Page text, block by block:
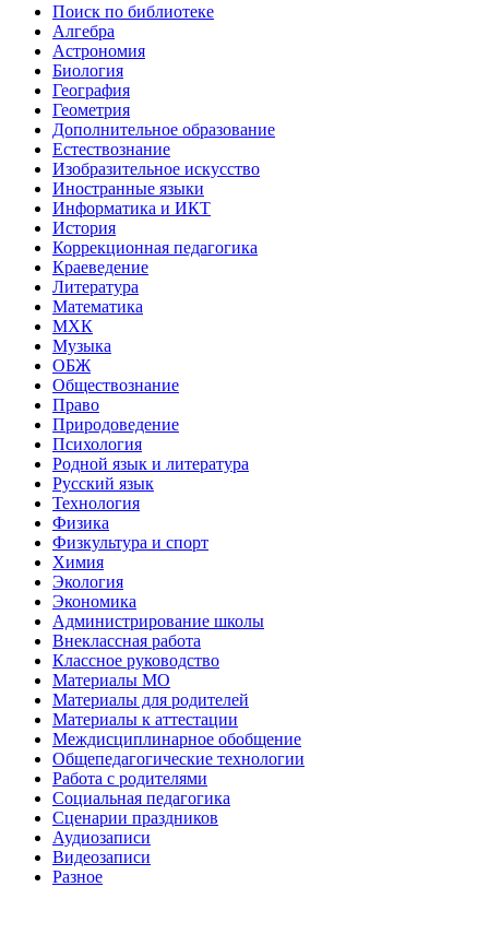
Поиск по библиотеке
Алгебра
Астрономия
Биология
География
Геометрия
Дополнительное образование
Естествознание
Изобразительное искусство
Иностранные языки
Информатика и ИКТ
История
Коррекционная педагогика
Краеведение
Литература
Математика
МХК
Музыка
ОБЖ
Обществознание
Право
Природоведение
Психология
Родной язык и литература
Русский язык
Технология
Физика
Физкультура и спорт
Химия
Экология
Экономика
Администрирование школы
Внеклассная работа
Классное руководство
Материалы МО
Материалы для родителей
Материалы к аттестации
Междисциплинарное обобщение
Общепедагогические технологии
Работа с родителями
Социальная педагогика
Сценарии праздников
Аудиозаписи
Видеозаписи
Разное